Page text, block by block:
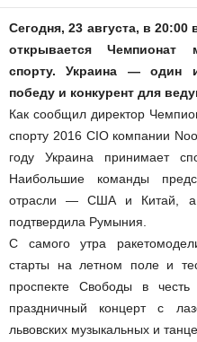
Сегодня, 23 августа, в
открывается Чемпионат
спорту. Украина — один
победу и конкурент для
Как сообщил директор
спорту 2016 CIO компании
году Украина принимает
Наибольшие команды
отрасли — США и Китай, а
подтвердила Румыния.
С самого утра
старты на летном поле и
проспекте Свободы в честь
праздничный концерт с
львовских музыкальных и